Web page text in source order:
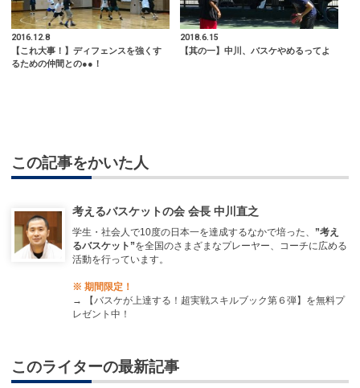
2016.12.8
【これ大事！】ディフェンスを強くす
るための仲間との●●！
2018.6.15
【其の一】中川、バスケやめるってよ
この記事をかいた人
考えるバスケットの会 会長 中川直之
学生・社会人で10度の日本一を達成するなかで培った、 ”考え
るバスケット”を全国のさまざまなプレーヤー、コーチに広める
活動を行っています。
※ 期間限定！
→
【バスケが上達する！超実戦スキルブック第６弾】を無料プ
レゼント中！
このライターの最新記事